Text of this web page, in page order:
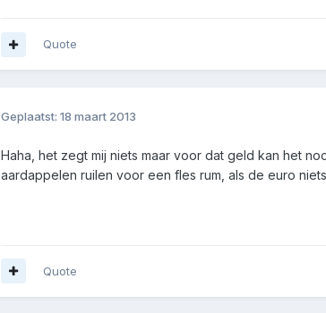
Quote
Geplaatst: 18 maart 2013
Haha, het zegt mij niets maar voor dat geld kan het
aardappelen ruilen voor een fles rum, als de euro
Quote